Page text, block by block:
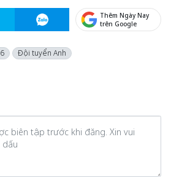
Thêm Ngày Nay
trên Google
Đội tuyển Anh